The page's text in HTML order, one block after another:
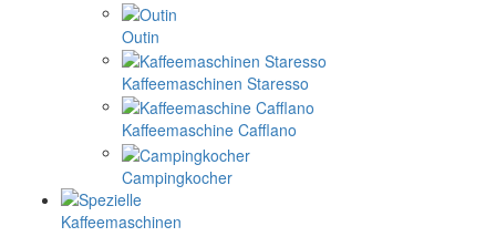
Outin
Kaffeemaschinen Staresso
Kaffeemaschine Cafflano
Campingkocher